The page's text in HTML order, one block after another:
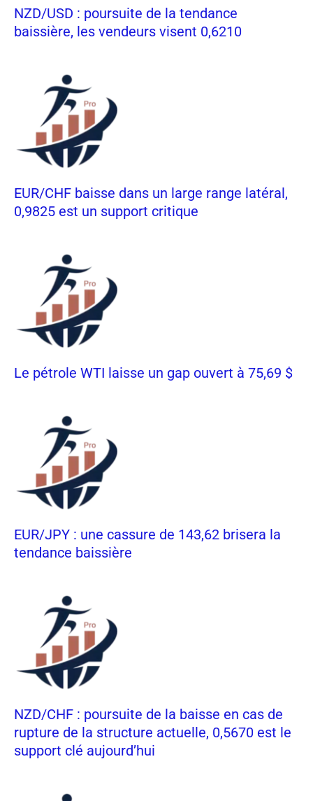
NZD/USD : poursuite de la tendance
baissière, les vendeurs visent 0,6210
EUR/CHF baisse dans un large range latéral,
0,9825 est un support critique
Le pétrole WTI laisse un gap ouvert à 75,69 $
EUR/JPY : une cassure de 143,62 brisera la
tendance baissière
NZD/CHF : poursuite de la baisse en cas de
rupture de la structure actuelle, 0,5670 est le
support clé aujourd’hui